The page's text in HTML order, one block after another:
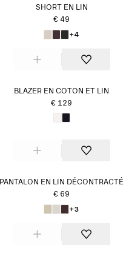
SHORT EN LIN
€ 49
+4
BLAZER EN COTON ET LIN
€ 129
PANTALON EN LIN DÉCONTRACTÉ
€ 69
+3